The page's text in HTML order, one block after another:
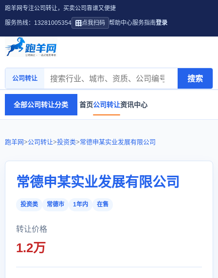
跑羊网专注公司转让，买卖公司靠谱又便捷
服务热线：13281005354 点我扫码 帮助中心服务指南登录
公司转让 搜索
全部公司转让分类 首页公司转让资讯中心
跑羊网>公司转让>投资类>常德申某实业发展有限公司
常德申某实业发展有限公司
投资类 常德市 1年内 在售
转让价格
1.2万